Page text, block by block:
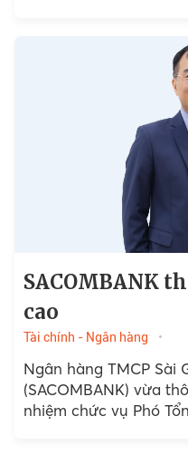
SACOMBANK
cao
Tài chính - Ngân hàng
Ngân hàng TMCP Sài
(SACOMBANK) vừa
nhiệm chức vụ Phó